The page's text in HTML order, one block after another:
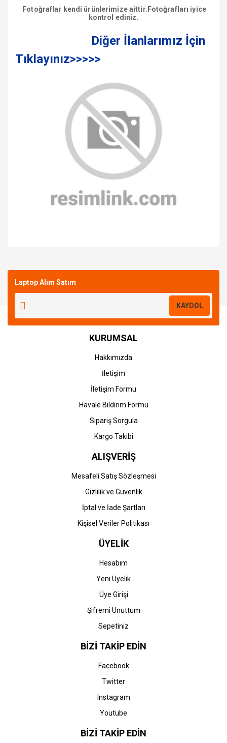
Fotoğraflar kendi ürünlerimize aittir.Fotoğrafları iyice
kontrol ediniz.
Diğer İlanlarımız İçin
Tıklayınız>>>>>
Laptop Alım Satım
KAYDOL
KURUMSAL
Hakkımızda
İletişim
İletişim Formu
Havale Bildirim Formu
Sipariş Sorgula
Kargo Takibi
ALIŞVERİŞ
Mesafeli Satış Sözleşmesi
Gizlilik ve Güvenlik
İptal ve İade Şartları
Kişisel Veriler Politikası
ÜYELİK
Hesabım
Yeni Üyelik
Üye Girişi
Şifremi Unuttum
Sepetiniz
BİZİ TAKİP EDİN
Facebook
Twitter
Instagram
Youtube
BİZİ TAKİP EDİN